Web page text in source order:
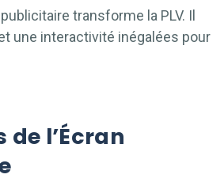
publicitaire transforme la PLV. Il
une interactivité inégalées pour
l’Écran